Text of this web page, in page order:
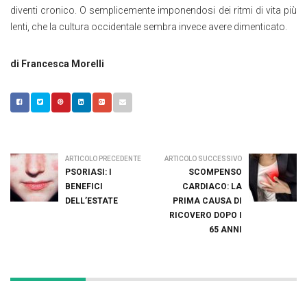
diventi cronico. O semplicemente imponendosi dei ritmi di vita più
lenti, che la cultura occidentale sembra invece avere dimenticato.
di Francesca Morelli
ARTICOLO PRECEDENTE
PSORIASI: I
BENEFICI
DELL’ESTATE
ARTICOLO SUCCESSIVO
SCOMPENSO
CARDIACO: LA
PRIMA CAUSA DI
RICOVERO DOPO I
65 ANNI